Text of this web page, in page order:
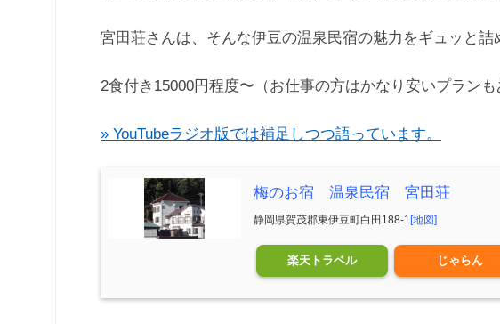
宮田荘さんは、そんな伊豆の温泉民宿の魅力をギュッと詰
2食付き15000円程度〜（お仕事の方はかなり安いプランも
» YouTubeラジオ版では補足しつつ語っています。
梅のお宿 温泉民宿 宮田荘
静岡県賀茂郡東伊豆町白田188-1 [地図]
楽天トラベル じゃらん